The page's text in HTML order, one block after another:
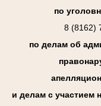
по
8 (8162)
по делам об
и делам с участием